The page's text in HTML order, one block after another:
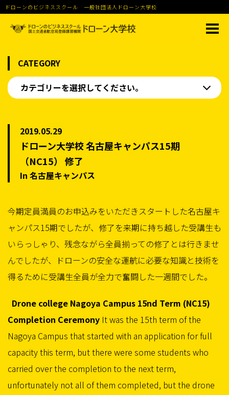
ドローンのビジネススクール 一般社団法人ドローン大学校
CATEGORY
カテゴリーを選択してください。
2019.05.29
ドローン大学校 名古屋キャンパス15期
（NC15） 修了
In 名古屋キャンパス
今期定員満員のお申込みをいただきスタートした名古屋キ
ャンパス15期でしたが、修了を来期に持ち越した受講生も
いらっしゃり、残念ながら全員揃っての修了とは行きませ
んでしたが、ドローンの安全な運航に必要な知識と技術を
得るために受講生全員が全力で奮闘した一週間でした。
Drone college Nagoya Campus 15nd Term (NC15)
Completion Ceremony It was the 15th term of the
Nagoya Campus that started with an application for full
capacity this term, but there were some students who
carried over the completion to the next term,
unfortunately not all of them completed, but the drone